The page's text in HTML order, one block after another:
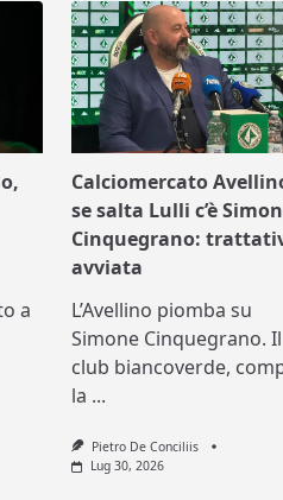
a
Calciomercato
se salta Lulli c’è
Cinquegrano:
avviata
L’Avellino piomba su
Simone Cinquegrano. Il
club biancoverde,
la ...
Pietro De Conciliis
Lug 30, 2026